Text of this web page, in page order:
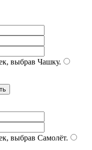
выбрав Чашку.
выбрав Самолёт.